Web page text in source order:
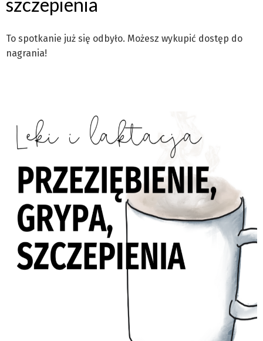
To spotkanie już się odbyło. Możesz wykupić dostęp do
nagrania!